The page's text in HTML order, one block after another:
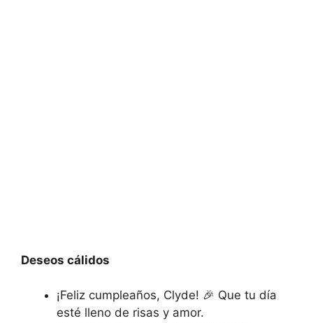
Deseos cálidos
¡Feliz cumpleaños, Clyde! 🎉 Que tu día
esté lleno de risas y amor.